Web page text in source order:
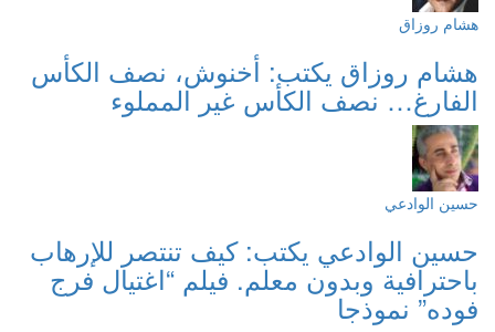
هشام روزاق
هشام روزاق يكتب: أخنوش، نصف الكأس
الفارغ… نصف الكأس غير المملوء
حسين الوادعي
حسين الوادعي يكتب: كيف تنتصر للإرهاب
باحترافية وبدون معلم. فيلم “اغتيال فرج
فوده” نموذجا